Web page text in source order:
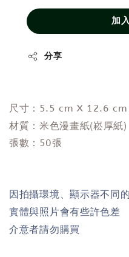
加
分享
尺寸：5.5 cm X 12.6 cm
材質： 米色漫畫紙(崧厚紙)
張數：50張
因拍攝環境、顯示器不同
實體與照片會有些許色差
介意者請勿購買